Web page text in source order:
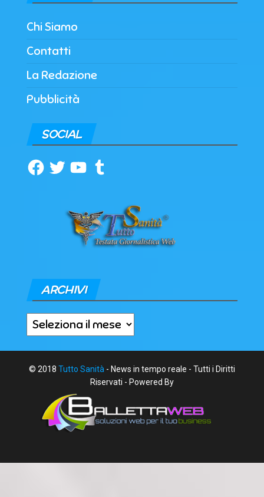
Chi Siamo
Contatti
La Redazione
Pubblicità
SOCIAL
Facebook
TwitterYouTubeTumblr
ARCHIVI
Archivi
© 2018 Tutto Sanità - News in tempo reale - Tutti i Diritti
Riservati - Powered By